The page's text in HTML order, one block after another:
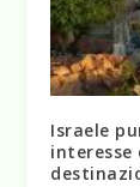
Israele
interesse